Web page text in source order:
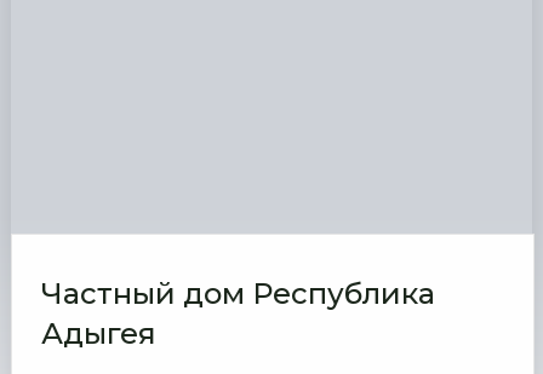
Частный дом Республика
Адыгея